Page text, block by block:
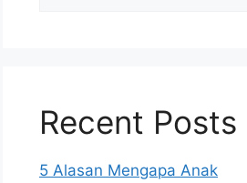
Recent Posts
5 Alasan Mengapa Anak